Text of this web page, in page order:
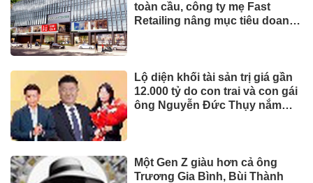
toàn cầu, công ty mẹ Fast
Retailing nâng mục tiêu doanh
Lộ diện khối tài sản trị giá gần
12.000 tỷ do con trai và con gái
ông Nguyễn Đức Thụy nắm
Một Gen Z giàu hơn cả ông
Trương Gia Bình, Bùi Thành